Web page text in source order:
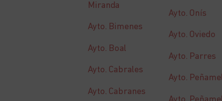
Miranda
Ayto. Bimenes
Ayto. Boal
Ayto. Cabrales
Ayto. Cabranes
Ayto. Onís
Ayto. Oviedo
Ayto. Parres
Ayto.